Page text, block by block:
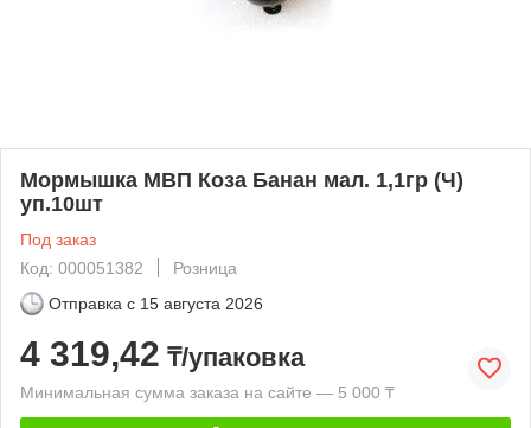
Мормышка МВП Коза Банан мал. 1,1гр (Ч)
уп.10шт
Под заказ
Код: 000051382
Розница
Отправка с 15 августа 2026
4 319,42 ₸/упаковка
Минимальная сумма заказа на сайте — 5 000 ₸